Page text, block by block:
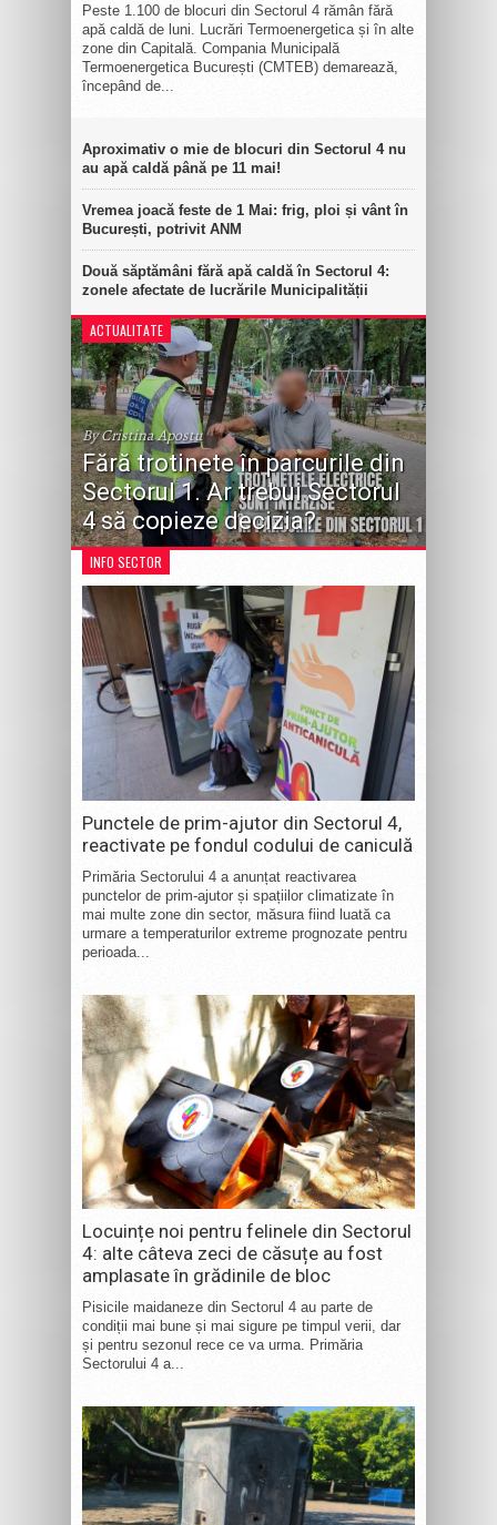
Peste 1.100 de blocuri din Sectorul 4 rămân fără
apă caldă de luni. Lucrări Termoenergetica și în alte
zone din Capitală. Compania Municipală
Termoenergetica București (CMTEB) demarează,
începând de...
Aproximativ o mie de blocuri din Sectorul 4 nu
au apă caldă până pe 11 mai!
Vremea joacă feste de 1 Mai: frig, ploi și vânt în
București, potrivit ANM
Două săptămâni fără apă caldă în Sectorul 4:
zonele afectate de lucrările Municipalității
ACTUALITATE
By Cristina Apostu
Fără trotinete în parcurile din
Sectorul 1. Ar trebui Sectorul
4 să copieze decizia?
INFO SECTOR
Punctele de prim-ajutor din Sectorul 4,
reactivate pe fondul codului de caniculă
Primăria Sectorului 4 a anunțat reactivarea
punctelor de prim-ajutor și spațiilor climatizate în
mai multe zone din sector, măsura fiind luată ca
urmare a temperaturilor extreme prognozate pentru
perioada...
Locuințe noi pentru felinele din Sectorul
4: alte câteva zeci de căsuțe au fost
amplasate în grădinile de bloc
Pisicile maidaneze din Sectorul 4 au parte de
condiții mai bune și mai sigure pe timpul verii, dar
și pentru sezonul rece ce va urma. Primăria
Sectorului 4 a...